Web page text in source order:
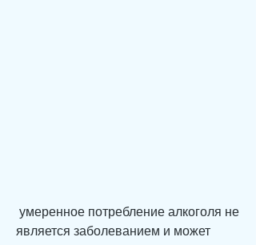
является заболеванием и может